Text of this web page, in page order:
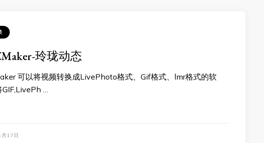
玲珑动态
可以将视频转换成LivePhoto格式、Gif格式、lmr格式的软
GIF,LivePh …
17日